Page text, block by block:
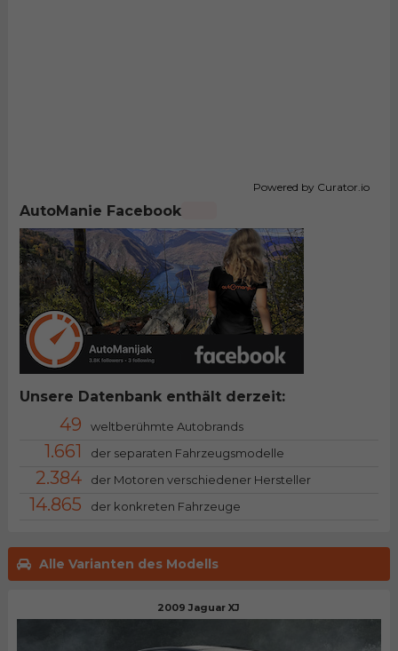
Alle Varianten des Modells
2009 Jaguar XJ
Powered by Curator.io
AutoManie Facebook
Unsere Datenbank enthält derzeit:
49 weltberühmte Autobrands
1.661 der separaten Fahrzeugsmodelle
2.384 der Motoren verschiedener Hersteller
14.865 der konkreten Fahrzeuge